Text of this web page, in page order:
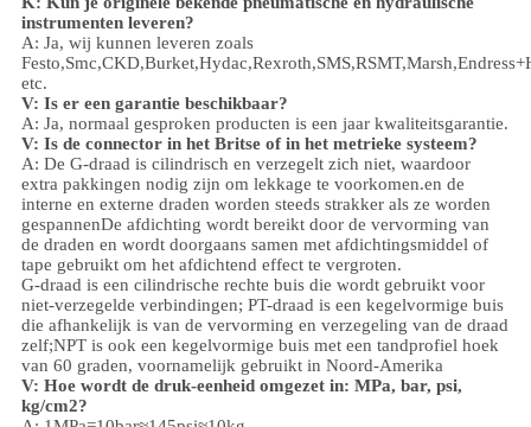
instrumenten leveren?
A: Ja, wij kunnen leveren zoals
etc.
V: Is er een garantie beschikbaar?
A: Ja, normaal gesproken producten is een jaar kwaliteitsgarantie.
V: Is de connector in het Britse of in het metrieke systeem?
A: De G-draad is cilindrisch en verzegelt zich niet, waardoor
extra pakkingen nodig zijn om lekkage te voorkomen.en de
interne en externe draden worden steeds strakker als ze worden
gespannenDe afdichting wordt bereikt door de vervorming van
de draden en wordt doorgaans samen met afdichtingsmiddel of
tape gebruikt om het afdichtend effect te vergroten.
G-draad is een cilindrische rechte buis die wordt gebruikt voor
niet-verzegelde verbindingen; PT-draad is een kegelvormige buis
die afhankelijk is van de vervorming en verzegeling van de draad
zelf;NPT is ook een kegelvormige buis met een tandprofiel hoek
van 60 graden, voornamelijk gebruikt in Noord-Amerika
V: Hoe wordt de druk-eenheid omgezet in: MPa, bar, psi,
kg/cm2?